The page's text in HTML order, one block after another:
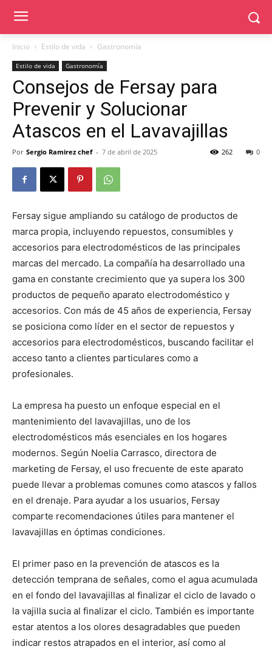
Inicio Estilo de vida Gastronomía
Estilo de vida Gastronomía
Consejos de Fersay para
Prevenir y Solucionar
Atascos en el Lavavajillas
Por Sergio Ramirez chef - 7 de abril de 2025 0
262
Fersay sigue ampliando su catálogo de productos de
marca propia, incluyendo repuestos, consumibles y
accesorios para electrodomésticos de las principales
marcas del mercado. La compañía ha desarrollado una
gama en constante crecimiento que ya supera los 300
productos de pequeño aparato electrodoméstico y
accesorios. Con más de 45 años de experiencia, Fersay
se posiciona como líder en el sector de repuestos y
accesorios para electrodomésticos, buscando facilitar el
acceso tanto a clientes particulares como a
profesionales.
La empresa ha puesto un enfoque especial en el
mantenimiento del lavavajillas, uno de los
electrodomésticos más esenciales en los hogares
modernos. Según Noelia Carrasco, directora de
marketing de Fersay, el uso frecuente de este aparato
puede llevar a problemas comunes como atascos y fallos
en el drenaje. Para ayudar a los usuarios, Fersay
comparte recomendaciones útiles para mantener el
lavavajillas en óptimas condiciones.
El primer paso en la prevención de atascos es la
detección temprana de señales, como el agua acumulada
en el fondo del lavavajillas al finalizar el ciclo de lavado o
la vajilla sucia al finalizar el ciclo. También es importante
estar atentos a los olores desagradables que pueden
indicar restos atrapados en el interior, así como al